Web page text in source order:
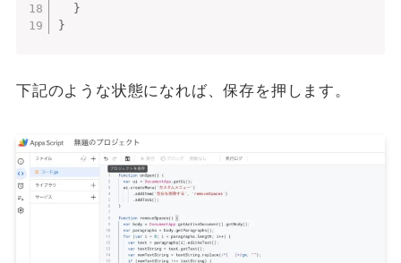
}
}
下記のような状態になれば、保存を押します。